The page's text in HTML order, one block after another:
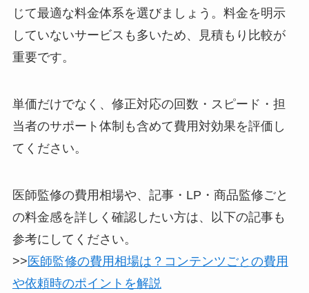
じて最適な料金体系を選びましょう。料金を明示
していないサービスも多いため、見積もり比較が
重要です。
単価だけでなく、修正対応の回数・スピード・担
当者のサポート体制も含めて費用対効果を評価し
てください。
医師監修の費用相場や、記事・LP・商品監修ごと
の料金感を詳しく確認したい方は、以下の記事も
参考にしてください。
>> 医師監修の費用相場は？コンテンツごとの費用
や依頼時のポイントを解説